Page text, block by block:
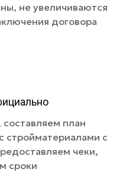
не увеличиваются
договора
план
стройматериалами с
чеки,
сроки